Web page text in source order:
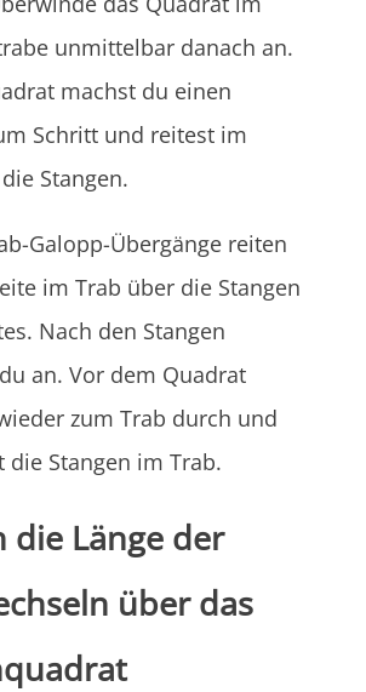
unmittelbar danach an.
machst du einen
Schritt und reitest im
Stangen.
Galopp-Übergänge reiten
im Trab über die Stangen
Nach den Stangen
an. Vor dem Quadrat
zum Trab durch und
die Stangen im Trab.
die Länge der
über das